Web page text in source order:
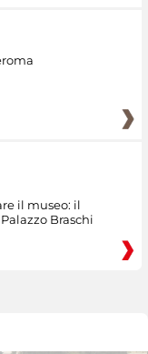
il museo: il
Braschi